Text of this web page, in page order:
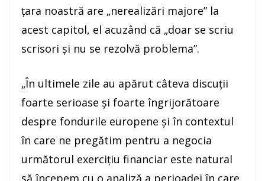
ţara noastră are „nerealizări majore” la
acest capitol, el acuzând că „doar se scriu
scrisori şi nu se rezolvă problema”.
„În ultimele zile au apărut câteva discuţii
foarte serioase şi foarte îngrijorătoare
despre fondurile europene şi în contextul
în care ne pregătim pentru a negocia
următorul exerciţiu financiar este natural
să începem cu o analiză a perioadei în care